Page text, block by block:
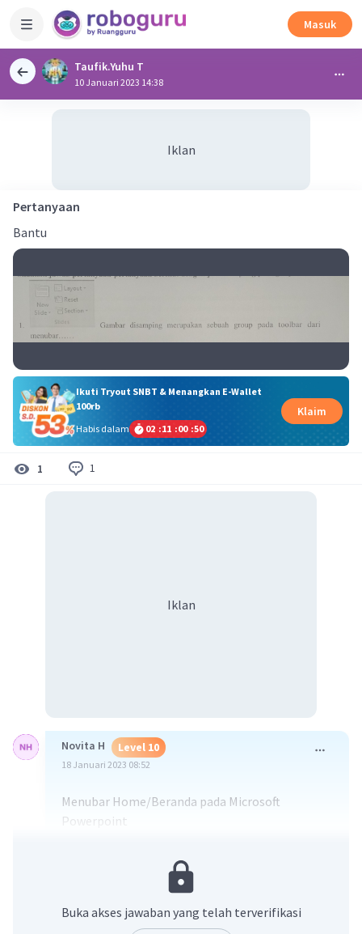
Masuk
Taufik.Yuhu T
10 Januari 2023 14:38
Iklan
Pertanyaan
Bantu
Ikuti Tryout SNBT & Menangkan E-Wallet
100rb
Habis dalam
02 :11 :00 :50
Klaim
1 1
Iklan
Novita H Level 10
18 Januari 2023 08:52
Menubar Home/Beranda pada Microsoft
Powerpoint
Buka akses jawaban yang telah terverifikasi